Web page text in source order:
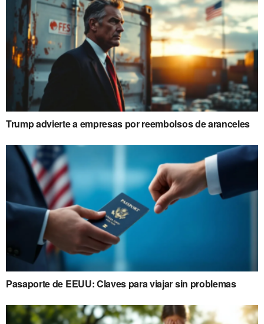
Trump advierte a empresas por reembolsos de aranceles
Pasaporte de EEUU: Claves para viajar sin problemas